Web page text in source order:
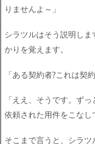
りませんよ～」
シラツルはそう説明し
かりを覚えます。
「ある契約者?これは契
「ええ、そうです。ず
依頼された用件をこなし
そこまで言うと、シラ